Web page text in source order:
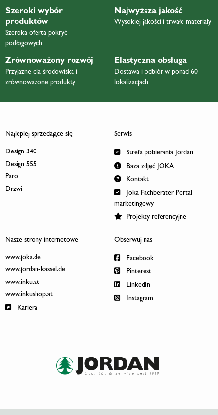
Szeroki wybór
produktów
Szeroka oferta pokryć
podłogowych
Najwyższa jakość
Wysokiej jakości i trwałe materiały
Zrównoważony rozwój
Przyjazne dla środowiska i
zrównoważone produkty
Elastyczna obsługa
Dostawa i odbiór w ponad 60
lokalizacjach
Najlepiej sprzedające się
Design 340
Design 555
Paro
Drzwi
Serwis
Strefa pobierania Jordan
Baza zdjęć JOKA
Kontakt
Joka Fachberater Portal
marketingowy
Projekty referencyjne
Nasze strony internetowe
www.joka.de
www.jordan-kassel.de
www.inku.at
www.inkushop.at
Kariera
Obserwuj nas
Facebook
Pinterest
LinkedIn
Instagram